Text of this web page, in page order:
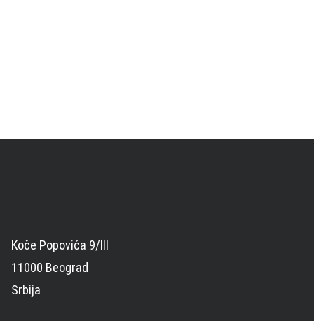
Koče Popovića 9/III
11000 Beograd
Srbija